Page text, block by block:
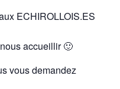
ECHIROLLOIS.ES
accueillir 🙂
vous demandez